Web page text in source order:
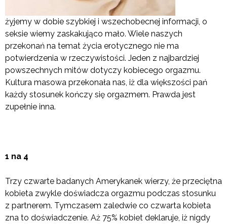
żyjemy w dobie szybkiej i wszechobecnej informacji, o
seksie wiemy zaskakująco mało. Wiele naszych
przekonań na temat życia erotycznego nie ma
potwierdzenia w rzeczywistości. Jeden z najbardziej
powszechnych mitów dotyczy kobiecego orgazmu.
Kultura masowa przekonała nas, iż dla większości pań
każdy stosunek kończy się orgazmem. Prawda jest
zupełnie inna.
1 na 4
Trzy czwarte badanych Amerykanek wierzy, że przeciętna
kobieta zwykle doświadcza orgazmu podczas stosunku
z partnerem. Tymczasem zaledwie co czwarta kobieta
zna to doświadczenie. Aż 75% kobiet deklaruje, iż nigdy